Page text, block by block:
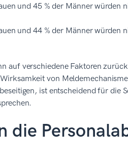
und 45 % der Männer würden
und 44 % der Männer würden
auf verschiedene Faktoren
von
ist entscheidend für die
die